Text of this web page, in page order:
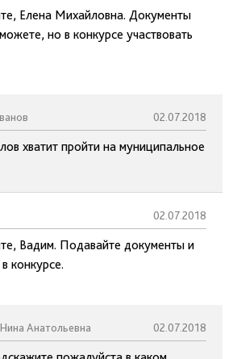
Елена Михайловна. Документы
но в конкурсе участвовать
02.07.2018
хватит пройти на муниципальное
02.07.2018
Вадим. Подавайте документы и
конкурсе.
Анатольевна 02.07.2018